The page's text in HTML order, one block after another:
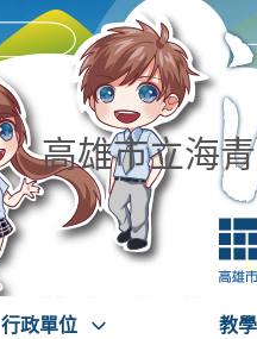
高雄市立海
行政單位 教